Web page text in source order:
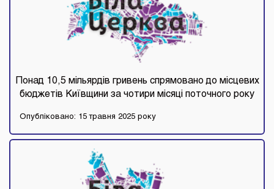
Понад 10,5 мільярдів гривень спрямовано до місцевих
бюджетів Київщини за чотири місяці поточного року
Опубліковано: 15 травня 2025 року